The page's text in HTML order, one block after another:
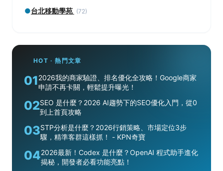
●台北移動學苑 (72)
HOT · 熱門文章
012026我的商家驗證、排名優化全攻略！Google商家
申請不再卡關，輕鬆提升曝光！
02SEO 是什麼？2026 AI趨勢下的SEO優化入門，從0
到上首頁攻略
03STP分析是什麼？2026行銷策略、市場定位3步
驟，精準客群這樣抓！ - KPN奇寶
042026最新！Codex 是什麼？OpenAI 程式助手進化
揭秘，開發者必看功能亮點！